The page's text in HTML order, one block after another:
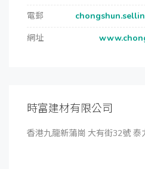
電郵
網址
時富建材有限公司
香港九龍新蒲崗 大有街32號